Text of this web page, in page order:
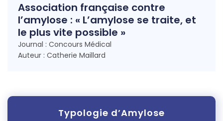
Association française contre
l’amylose : « L’amylose se traite, et
le plus vite possible »
Journal : Concours Médical
Auteur : Catherie Maillard
Typologie d’Amylose